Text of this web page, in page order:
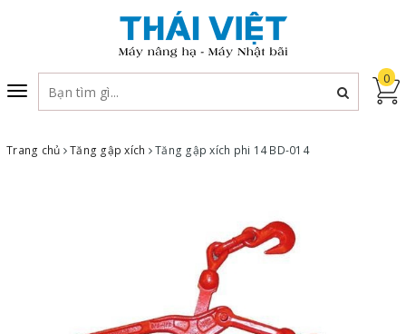
Toggle
navigation
0
Trang chủ Tăng gập xích Tăng gập xích phi 14 BD-014